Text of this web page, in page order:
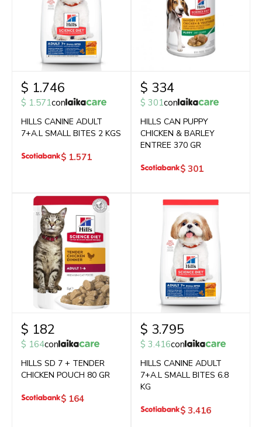
$ 1.746
$ 1.571con
HILLS CANINE ADULT
7+A.L SMALL BITES 2 KGS
$ 1.571
$ 334
$ 301con
HILLS CAN PUPPY
CHICKEN & BARLEY
ENTREE 370 GR
$ 301
$ 182
$ 164con
HILLS SD 7 + TENDER
CHICKEN POUCH 80 GR
$ 164
$ 3.795
$ 3.416con
HILLS CANINE ADULT
7+A.L SMALL BITES 6.8
KG
$ 3.416